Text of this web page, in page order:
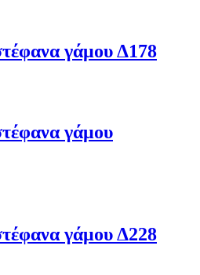
γάμου Δ178
γάμου
γάμου Δ228